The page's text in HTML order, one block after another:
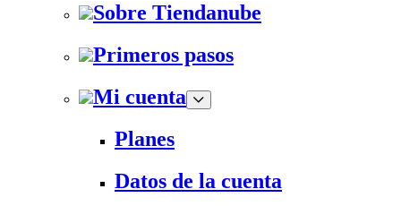
Sobre Tiendanube
Primeros pasos
Mi cuenta
Planes
Datos de la cuenta